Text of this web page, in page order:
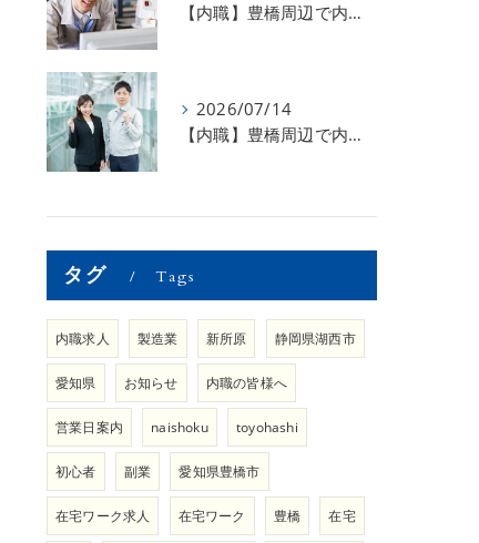
【内職】豊橋周辺で内職のお仕事を探している方募集中！【急な学級閉鎖も安心】
2026/07/14
【内職】豊橋周辺で内職のお仕事を探している方募集中！【内職さまのお声②】
タグ Tags
内職求人 製造業 新所原 静岡県湖西市
愛知県 お知らせ 内職の皆様へ
営業日案内 naishoku toyohashi
初心者 副業 愛知県豊橋市
在宅ワーク求人 在宅ワーク 豊橋 在宅